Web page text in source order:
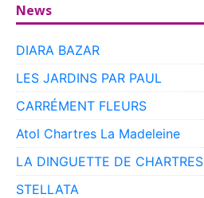
News
DIARA BAZAR
LES JARDINS PAR PAUL
CARRÉMENT FLEURS
Atol Chartres La Madeleine
LA DINGUETTE DE CHARTRES
STELLATA